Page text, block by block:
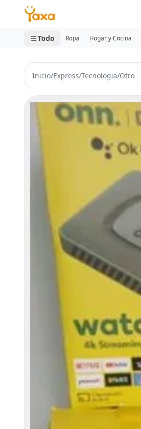
MINI CARRITO
0 productos
Todo Ropa Hogar y Cocina
Inicio/Express/Tecnologia/Otro